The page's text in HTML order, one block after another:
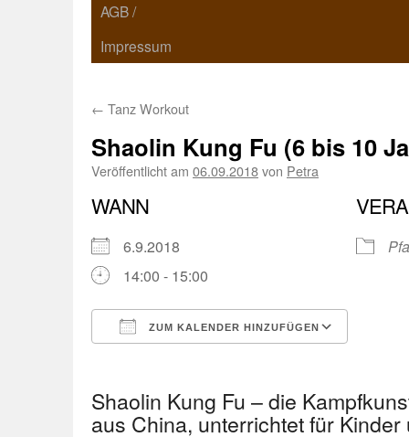
AGB /
Impressum
← Tanz Workout
Shaolin Kung Fu (6 bis 10
Veröffentlicht am 06.09.2018von Petra
WANN
6.9.2018
14:00 - 15:00
ZUM KALENDER HINZUFÜGEN
Shaolin Kung Fu – die
aus China, unterrichtet für